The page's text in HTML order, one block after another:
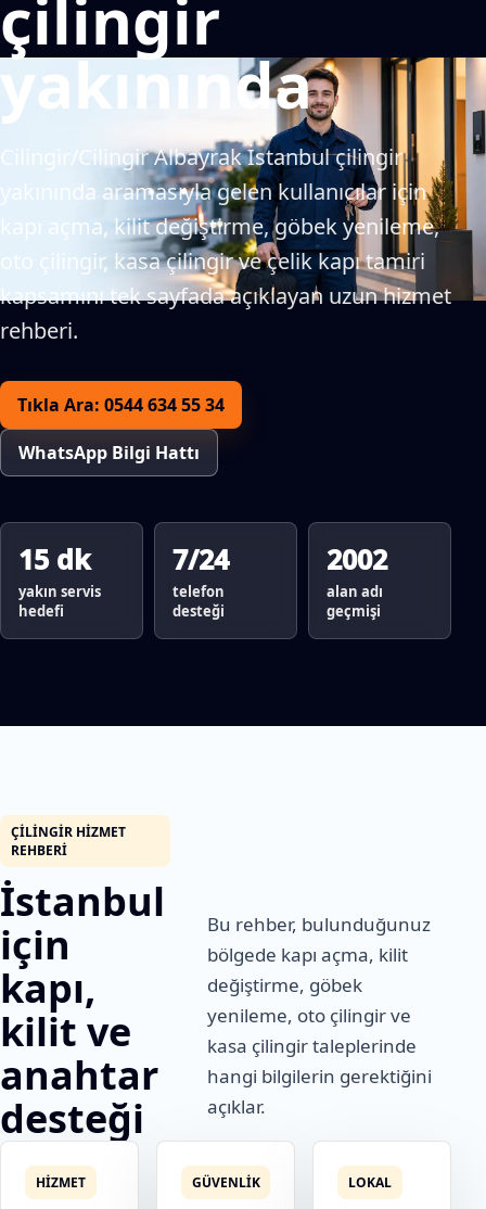
çilingir
yakınında
Cilingir/Cilingir Albayrak İstanbul çilingir
yakınında aramasıyla gelen kullanıcılar için
kapı açma, kilit değiştirme, göbek yenileme,
oto çilingir, kasa çilingir ve çelik kapı tamiri
kapsamını tek sayfada açıklayan uzun hizmet
rehberi.
Tıkla Ara: 0544 634 55 34
WhatsApp Bilgi Hattı
15 dk
yakın servis
hedefi
7/24
telefon
desteği
2002
alan adı
geçmişi
ÇILINGIR HIZMET
REHBERI
İstanbul
için
kapı,
kilit ve
anahtar
desteği
Bu rehber, bulunduğunuz
bölgede kapı açma, kilit
değiştirme, göbek
yenileme, oto çilingir ve
kasa çilingir taleplerinde
hangi bilgilerin gerektiğini
açıklar.
HIZMET GÜVENLIK LOKAL